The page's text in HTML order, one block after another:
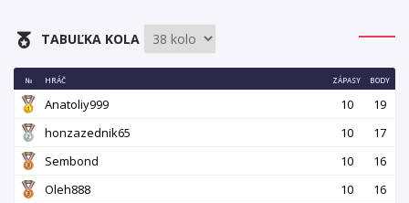
TABUĽKA KOLA
№ HRÁČ ZÁPASY BODY
Аnatoliy999 10
19
honzazednik65
10
17
Sembond
10
16
Oleh888
10
16